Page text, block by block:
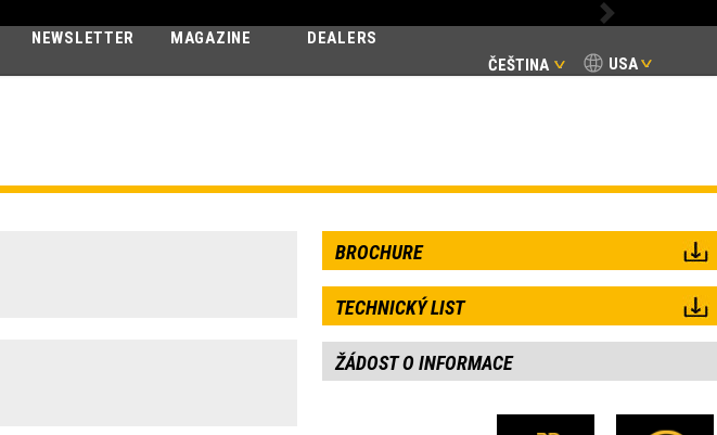
USA
ČEŠTINA
NEWSLETTER MAGAZINE DEALERS
Next
PEGASUS ESSENTIAL
BROCHURE
TECHNICKÝ LIST
ŽÁDOST O INFORMACE